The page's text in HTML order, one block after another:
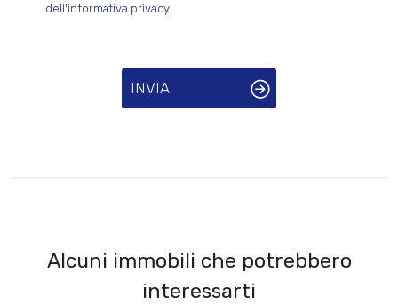
dell'informativa privacy.
INVIA
Alcuni immobili che potrebbero
interessarti